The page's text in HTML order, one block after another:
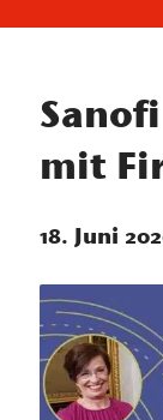
mit
18. Juni